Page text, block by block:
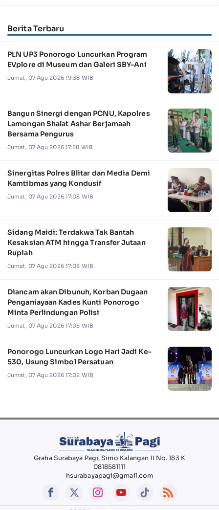
Berita Terbaru
PLN UP3 Ponorogo Luncurkan Program
EVplore di Museum dan Galeri SBY-Ani
Jumat, 07 Agu 2026 19:38 WIB
Bangun Sinergi dengan PCNU, Kapolres
Lamongan Shalat Ashar Berjamaah
Bersama Pengurus
Jumat, 07 Agu 2026 17:58 WIB
Sinergitas Polres Blitar dan Media Demi
Kamtibmas yang Kondusif
Jumat, 07 Agu 2026 17:08 WIB
Sidang Maidi: Terdakwa Tak Bantah
Kesaksian ATM hingga Transfer Jutaan
Rupiah
Jumat, 07 Agu 2026 17:08 WIB
Diancam akan Dibunuh, Korban Dugaan
Penganiayaan Kades Kunti Ponorogo
Minta Perlindungan Polisi
Jumat, 07 Agu 2026 17:05 WIB
Ponorogo Luncurkan Logo Hari Jadi Ke-
530, Usung Simbol Persatuan
Jumat, 07 Agu 2026 17:02 WIB
Graha Surabaya Pagi, Simo Kalangan II No. 183 K
0818581111
hsurabayapagi@gmail.com